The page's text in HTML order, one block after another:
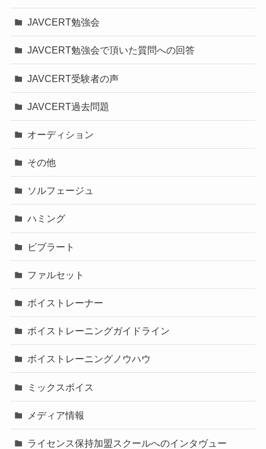
JAVCERT勉強会
JAVCERT勉強会で頂いた質問への回答
JAVCERT受験者の声
JAVCERT過去問題
オーディション
その他
ソルフェージュ
ハミング
ビブラート
ファルセット
ボイストレーナー
ボイストレーニングガイドライン
ボイストレーニングノウハウ
ミックスボイス
メディア情報
ライセンス保持加盟スクールへのインタヴュー